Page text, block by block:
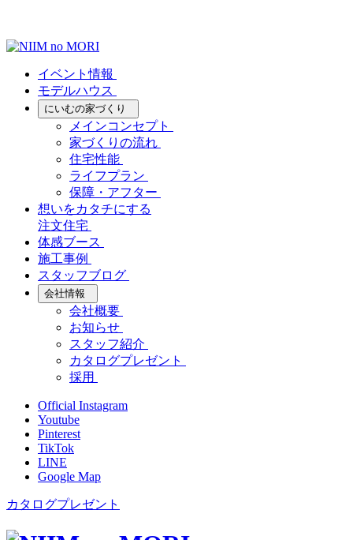
イベント情報
モデルハウス
にいむの家づくり
メインコンセプト
家づくりの流れ
住宅性能
ライフプラン
保障・アフター
想いをカタチにする
注文住宅
体感ブース
施工事例
スタッフブログ
会社情報
会社概要
お知らせ
スタッフ紹介
カタログプレゼント
採用
Official Instagram
Youtube
Pinterest
TikTok
LINE
Google Map
カタログプレゼント